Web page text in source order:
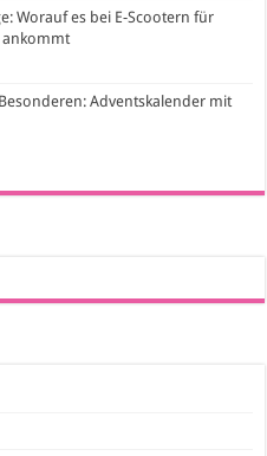
Worauf es bei E-Scootern für
ankommt
Adventskalender mit